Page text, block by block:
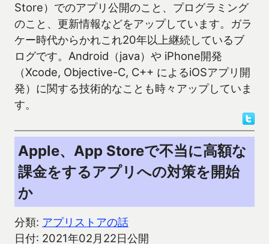
Store）でのアプリ公開のこと、プログラミング
のこと、更新情報などをアップしています。ガラ
ケー時代からかれこれ20年以上継続しているブ
ログです。Android（java）や iPhone開発
（Xcode, Objective-C, C++ によるiOSアプリ開
発）に関する技術的なことも時々アップしていま
す。
Apple、App Storeで不当に高額な
課金をするアプリへの対策を開始
か
分類: アプリストアの話
日付: 2021年02月22日公開